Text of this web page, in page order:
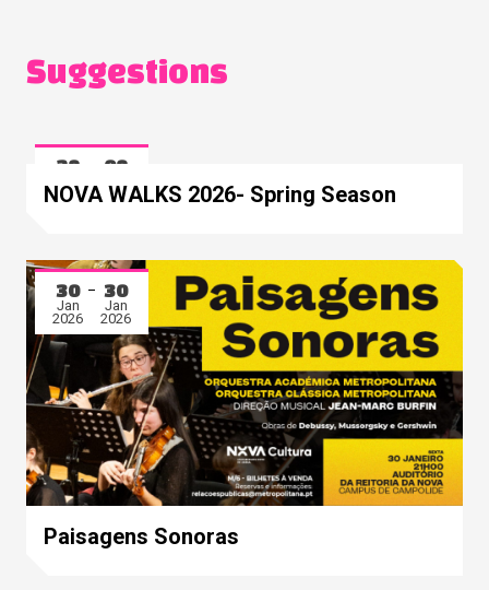
Suggestions
28
2026
08
2026
NOVA WALKS 2026- Spring Season
30
Jan
2026
30
Jan
2026
Paisagens Sonoras